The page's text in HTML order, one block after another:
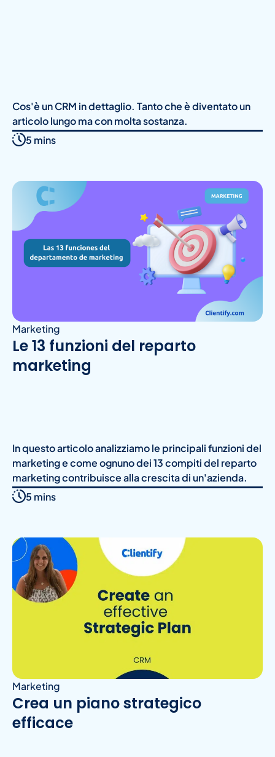
Cos'è un CRM in dettaglio. Tanto che è diventato un
articolo lungo ma con molta sostanza.
5 mins
Marketing
Le 13 funzioni del reparto
marketing
In questo articolo analizziamo le principali funzioni del
marketing e come ognuno dei 13 compiti del reparto
marketing contribuisce alla crescita di un'azienda.
5 mins
Marketing
Crea un piano strategico
efficace